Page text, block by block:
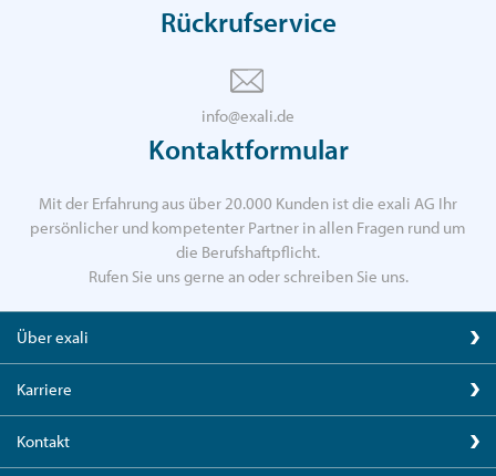
Rückrufservice
info@exali.de
Kontaktformular
Mit der Erfahrung aus über 20.000 Kunden ist die exali AG Ihr
persönlicher und kompetenter Partner in allen Fragen rund um
die Berufshaftpflicht.
Rufen Sie uns gerne an oder schreiben Sie uns.
Über exali
Karriere
Kontakt